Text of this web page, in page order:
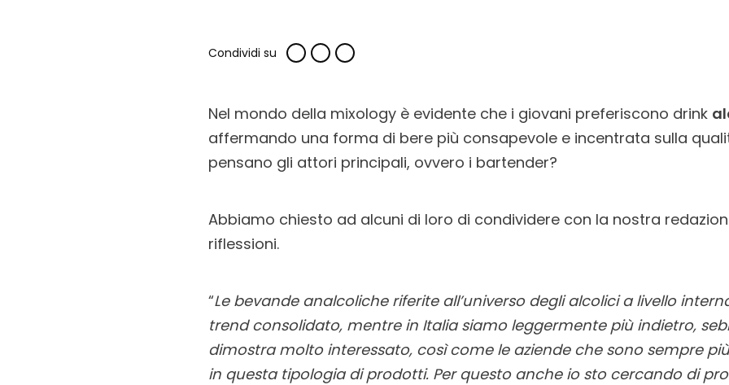
Condividi su
Nel mondo della mixology è evidente che i giovani preferiscono drink
affermando una forma di bere più consapevole e incentrata sulla
pensano gli attori principali, ovvero i bartender?
Abbiamo chiesto ad alcuni di loro di condividere con la nostra
riflessioni.
“Le bevande analcoliche riferite all’universo degli alcolici a livello
trend consolidato, mentre in Italia siamo leggermente più indietro,
dimostra molto interessato, così come le aziende che sono sempre
in questa tipologia di prodotti. Per questo anche io sto cercando di